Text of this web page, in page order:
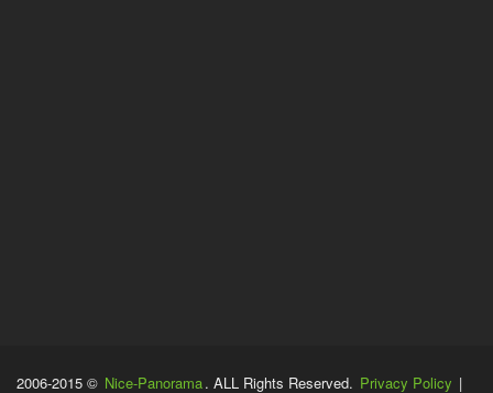
2006-2015 © Nice-Panorama. ALL Rights Reserved. Privacy Policy |